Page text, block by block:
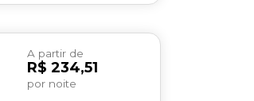
A partir de
R$ 234,51
por noite